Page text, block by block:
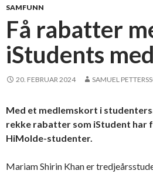
SAMFUNN
Få rabatter
iStudents
20. FEBRUAR 2024 SAMUEL
Med et medlemskort i
rekke rabatter som iStudent
HiMolde-studenter.
Mariam Shirin Khan er